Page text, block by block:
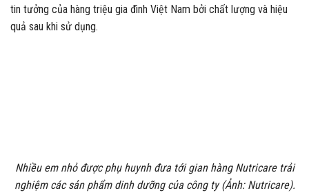
tin tưởng của hàng triệu gia đình Việt Nam bởi chất lượng và hiệu
quả sau khi sử dụng.
Nhiều em nhỏ được phụ huynh đưa tới gian hàng Nutricare trải
nghiệm các sản phẩm dinh dưỡng của công ty (Ảnh: Nutricare).